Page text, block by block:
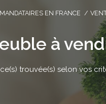
EN FRANCE
à
trouvée(s) selon vos